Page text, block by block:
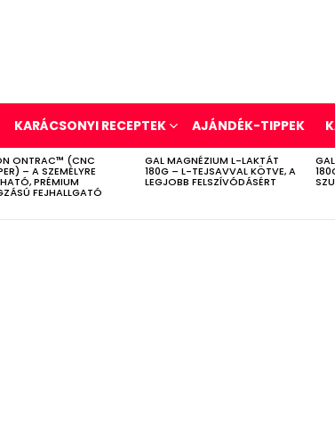
KARÁCSONYI RECEPTEK AJÁNDÉK-TIPPEK
ONTRAC™ (CNC
– A SZEMÉLYRE
PRÉMIUM
FEJHALLGATÓ
GAL MAGNÉZIUM L-LAKTÁT
180G – L-TEJSAVVAL KÖTVE, A
LEGJOBB FELSZÍVÓDÁSÉRT